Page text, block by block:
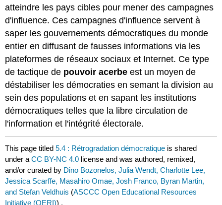
atteindre les pays cibles pour mener des campagnes
d'influence. Ces campagnes d'influence servent à
saper les gouvernements démocratiques du monde
entier en diffusant de fausses informations via les
plateformes de réseaux sociaux et Internet. Ce type
de tactique de pouvoir acerbe est un moyen de
déstabiliser les démocraties en semant la division au
sein des populations et en sapant les institutions
démocratiques telles que la libre circulation de
l'information et l'intégrité électorale.
This page titled5.4 : Rétrogradation démocratique is shared
under aCC BY-NC 4.0 license and was authored, remixed,
and/or curated by Dino Bozonelos, Julia Wendt, Charlotte Lee,
Jessica Scarffe, Masahiro Omae, Josh Franco, Byran Martin,
and Stefan Veldhuis (ASCCC Open Educational Resources
Initiative (OERI)) .